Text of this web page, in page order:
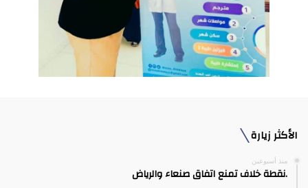
الأكثر زيارة
منذ أسبوعين
.نقطة خلاف تمنع اتفاق صنعاء والرياض